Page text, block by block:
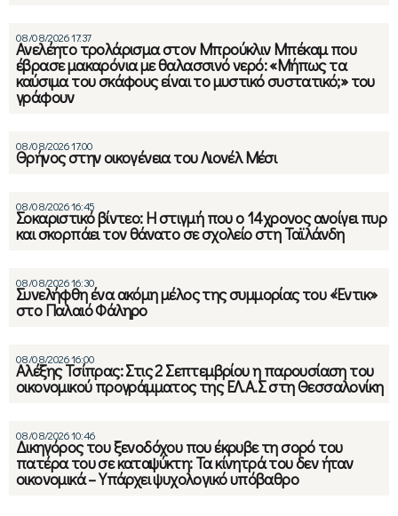
08/08/2026 17:37
Ανελέητο τρολάρισμα στον Μπρούκλιν Μπέκαμ που
έβρασε μακαρόνια με θαλασσινό νερό: «Μήπως τα
καύσιμα του σκάφους είναι το μυστικό συστατικό;» του
γράφουν
08/08/2026 17:00
Θρήνος στην οικογένεια του Λιονέλ Μέσι
08/08/2026 16:45
Σοκαριστικό βίντεο: Η στιγμή που ο 14χρονος ανοίγει πυρ
και σκορπάει τον θάνατο σε σχολείο στη Ταϊλάνδη
08/08/2026 16:30
Συνελήφθη ένα ακόμη μέλος της συμμορίας του «Έντικ»
στο Παλαιό Φάληρο
08/08/2026 16:00
Αλέξης Τσίπρας: Στις 2 Σεπτεμβρίου η παρουσίαση του
οικονομικού προγράμματος της ΕΛ.Α.Σ στη Θεσσαλονίκη
08/08/2026 10:46
Δικηγόρος του ξενοδόχου που έκρυβε τη σορό του
πατέρα του σε καταψύκτη: Τα κίνητρά του δεν ήταν
οικονομικά – Υπάρχει ψυχολογικό υπόβαθρο